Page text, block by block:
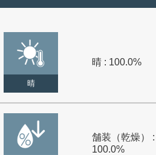
晴
晴 : 100.0%
舗装（乾燥） :
100.0%